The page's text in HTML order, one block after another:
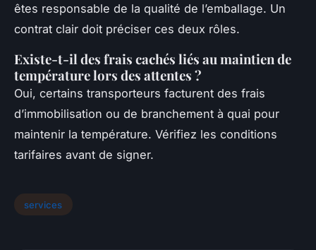
êtes responsable de la qualité de l’emballage. Un
contrat clair doit préciser ces deux rôles.
Existe-t-il des frais cachés liés au maintien de
température lors des attentes ?
Oui, certains transporteurs facturent des frais
d’immobilisation ou de branchement à quai pour
maintenir la température. Vérifiez les conditions
tarifaires avant de signer.
services